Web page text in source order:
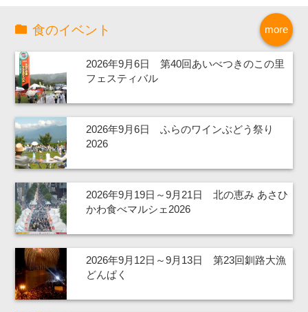
more
食のイベント
2026年9月6日 第40回あいべつきのこの里
フェスティバル
2026年9月6日 ふらのワインぶどう祭り
2026
2026年9月19日～9月21日 北の恵み あさひ
かわ食べマルシェ2026
2026年9月12日～9月13日 第23回釧路大漁
どんぱく